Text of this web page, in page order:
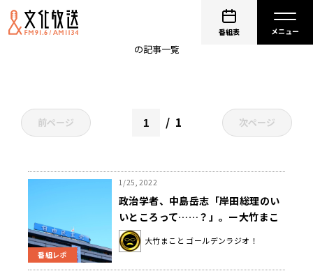
番組表
の記事一覧
前ページ 1 次ページ
番組レポ
1/25, 2022
政治学者、中島岳志「岸田総理のい
いところって……？」。ー大竹まこ
とゴールデンラジオ（文化放送）
大竹まこと ゴールデンラジオ！